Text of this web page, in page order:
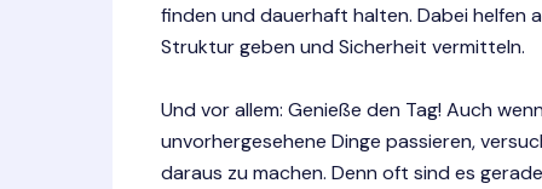
finden und dauerhaft halten. Dabei helfen
Struktur geben und Sicherheit vermitteln.
Und vor allem: Genieße den Tag! Auch
unvorhergesehene Dinge passieren,
daraus zu machen. Denn oft sind es